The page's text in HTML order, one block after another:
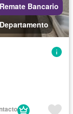
Remate Bancario
Departamento